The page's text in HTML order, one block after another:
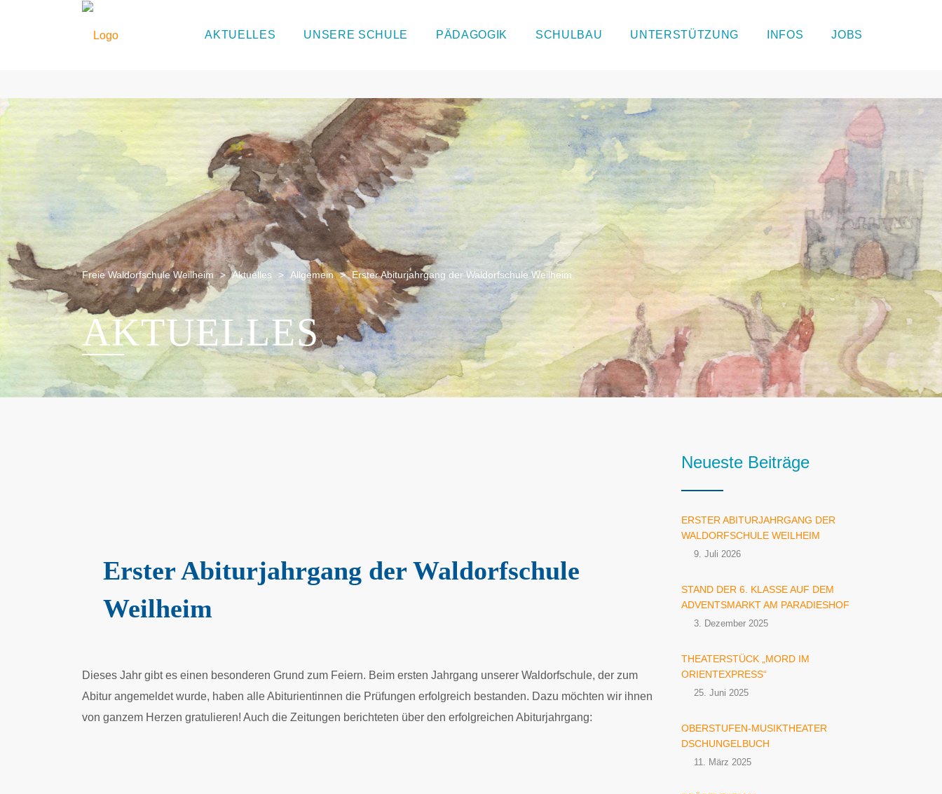
AKTUELLES UNSERE SCHULE PÄDAGOGIK SCHULBAU UNTERSTÜTZUNG INFOS JOBS
Freie Waldorfschule Weilheim > Aktuelles > Allgemein > Erster Abiturjahrgang der Waldorfschule Weilheim
AKTUELLES
Erster Abiturjahrgang der Waldorfschule
Weilheim
Dieses Jahr gibt es einen besonderen Grund zum Feiern. Beim ersten Jahrgang unserer Waldorfschule, der zum
Abitur angemeldet wurde, haben alle Abiturientinnen die Prüfungen erfolgreich bestanden. Dazu möchten wir ihnen
von ganzem Herzen gratulieren! Auch die Zeitungen berichteten über den erfolgreichen Abiturjahrgang:
Neueste Beiträge
ERSTER ABITURJAHRGANG DER
WALDORFSCHULE WEILHEIM
9. Juli 2026
STAND DER 6. KLASSE AUF DEM
ADVENTSMARKT AM PARADIESHOF
3. Dezember 2025
THEATERSTÜCK „MORD IM
ORIENTEXPRESS“
25. Juni 2025
OBERSTUFEN-MUSIKTHEATER
DSCHUNGELBUCH
11. März 2025